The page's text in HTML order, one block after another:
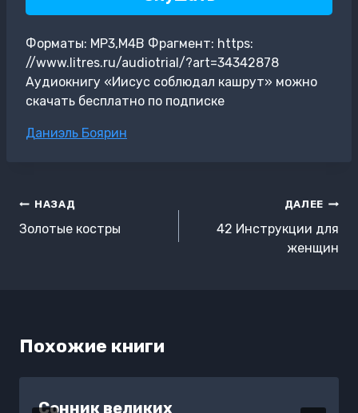
Форматы: MP3,M4B Фрагмент: https:
//www.litres.ru/audiotrial/?art=34342878
Аудиокнигу «Иисус соблюдал кашрут» можно
скачать бесплатно по подписке
Метки
Даниэль Боярин
Навигация
по
НАЗАД
Золотые костры
ДАЛЕЕ
42 Инструкции для
женщин
Похожие книги
Сонник великих